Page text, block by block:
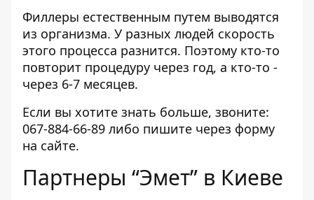
Филлеры естественным путем выводятся
из организма. У разных людей скорость
этого процесса разнится. Поэтому кто-то
повторит процедуру через год, а кто-то -
через 6-7 месяцев.
Если вы хотите знать больше, звоните:
067-884-66-89 либо пишите через форму
на сайте.
Партнеры “Эмет” в Киеве